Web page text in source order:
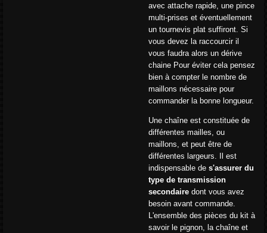
avec attache rapide, une pince
multi-prises et éventuellement
un tournevis plat suffiront. Si
vous devez la raccourcir il
vous faudra alors un dérive
chaine Pour éviter cela pensez
bien à compter le nombre de
maillons nécessaire pour
commander la bonne longueur.
Une chaîne est constituée de
différentes mailles, ou
maillons, et peut être de
différentes largeurs. Il est
indispensable de s'assurer du
type de transmission
secondaire dont vous avez
besoin avant commande.
L'ensemble des pièces du kit à
savoir le pignon, la chaîne et